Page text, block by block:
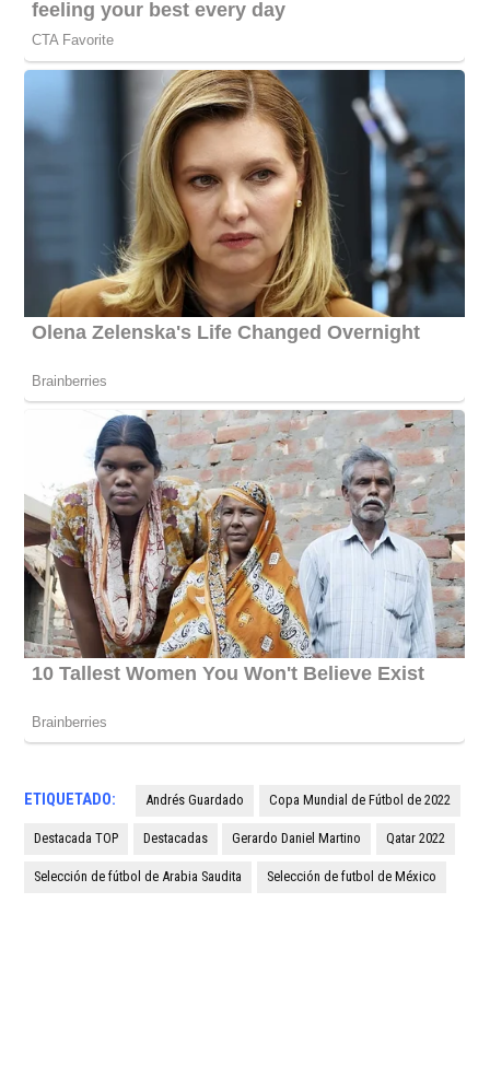
ETIQUETADO: Andrés Guardado Copa Mundial de Fútbol de 2022
Destacada TOP Destacadas Gerardo Daniel Martino Qatar 2022
Selección de fútbol de Arabia Saudita Selección de futbol de México